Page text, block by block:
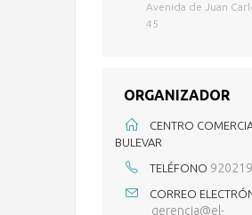
Avenida de Juan
45
ORGANIZADOR
CENTRO
BULEVAR
TELÉFONO
CORREO
gerencia@el-